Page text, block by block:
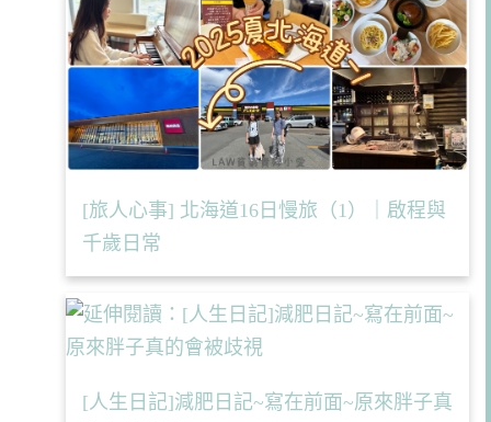
[旅人心事] 北海道16日慢旅（1）｜啟程與
千歲日常
[人生日記]減肥日記~寫在前面~原來胖子真